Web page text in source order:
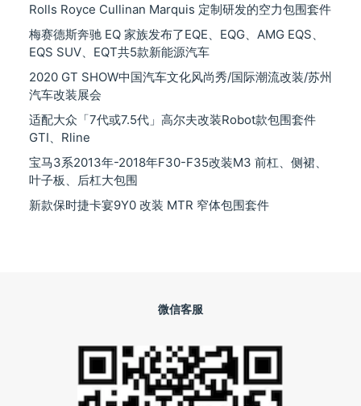
Rolls Royce Cullinan Marquis 定制研发的空力包围套件
梅赛德斯奔驰 EQ 家族发布了EQE、EQG、AMG EQS、
EQS SUV、EQT共5款新能源汽车
2020 GT SHOW中国汽车文化风尚秀/国际潮流改装/苏州
汽车改装展会
适配大众「7代或7.5代」高尔夫改装Robot款包围套件
GTI、Rline
宝马3系2013年-2018年F30-F35改装M3 前杠、侧裙、
叶子板、后杠大包围
新款保时捷卡宴9Y0 改装 MTR 窄体包围套件
微信客服